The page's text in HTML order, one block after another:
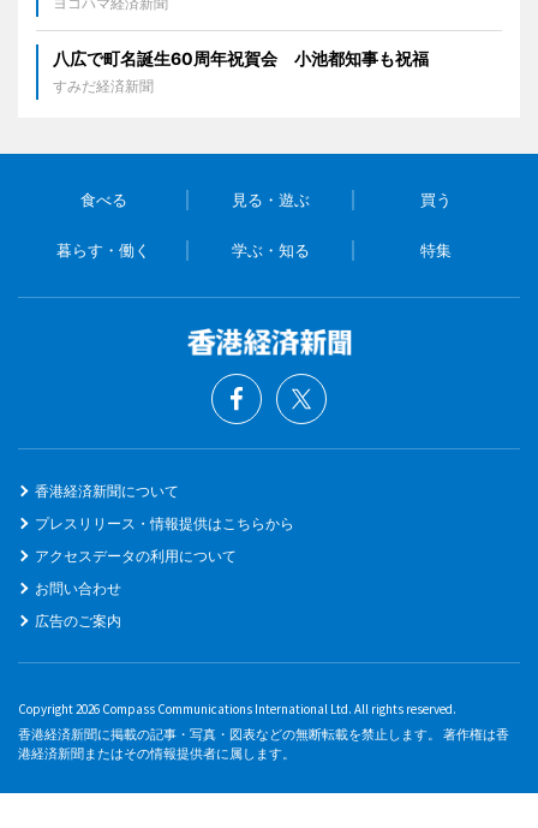
八広で町名誕生60周年祝賀会 小池都知事も祝福
すみだ経済新聞
食べる 見る・遊ぶ 買う
暮らす・働く 学ぶ・知る 特集
香港経済新聞について
プレスリリース・情報提供はこちらから
アクセスデータの利用について
お問い合わせ
広告のご案内
Copyright 2026 Compass Communications International Ltd. All rights reserved.
香港経済新聞に掲載の記事・写真・図表などの無断転載を禁止します。 著作権は香
港経済新聞またはその情報提供者に属します。